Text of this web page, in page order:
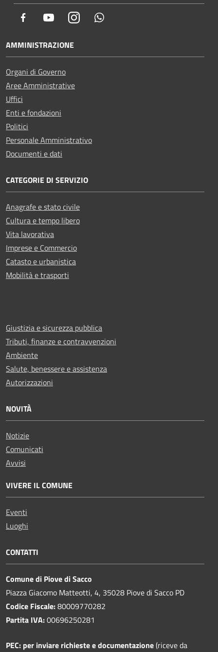
Facebook YoutubeInstagram
AMMINISTRAZIONE
Organi di Governo
Aree Amministrative
Uffici
Enti e fondazioni
Politici
Personale Amministrativo
Documenti e dati
CATEGORIE DI SERVIZIO
Anagrafe e stato civile
Cultura e tempo libero
Vita lavorativa
Imprese e Commercio
Catasto e urbanistica
Mobilità e trasporti
Giustizia e sicurezza pubblica
Tributi, finanze e contravvenzioni
Ambiente
Salute, benessere e assistenza
Autorizzazioni
NOVITÀ
Notizie
Comunicati
Avvisi
VIVERE IL COMUNE
Eventi
Luoghi
CONTATTI
Comune di Piove di Sacco
Piazza Giacomo Matteotti, 4, 35028 Piove di Sacco PD
Codice Fiscale:80009770282
Partita IVA:00696250281
PEC: per inviare richieste e documentazione(riceve da